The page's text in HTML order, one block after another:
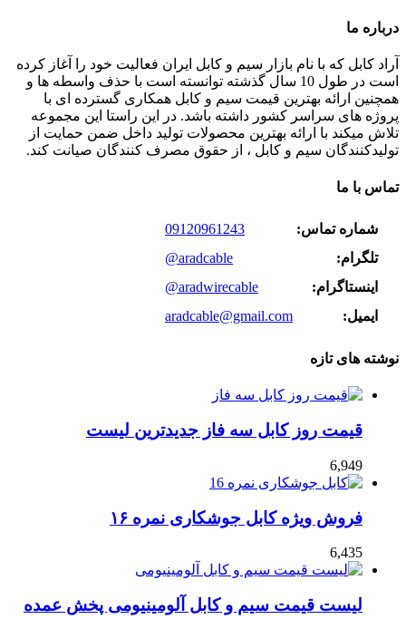
درباره ما
آراد کابل که با نام بازار سیم و کابل ایران فعالیت خود را آغاز کرده
است در طول 10 سال گذشته توانسته است با حذف واسطه ها و
همچنین ارائه بهترین قیمت سیم و کابل همکاری گسترده ای با
پروژه های سراسر کشور داشته باشد. در این راستا این مجموعه
تلاش میکند با ارائه بهترین محصولات تولید داخل ضمن حمایت از
تولیدکنندگان سیم و کابل ، از حقوق مصرف کنندگان صیانت کند.
تماس با ما
شماره تماس:
09120961243
تلگرام:
@aradcable
اینستاگرام:
@aradwirecable
ایمیل:
aradcable@gmail.com
نوشته های تازه
قیمت روز کابل سه فاز جدیدترین لیست
6,949
فروش ویژه کابل جوشکاری نمره ۱۶
6,435
لیست قیمت سیم و کابل آلومینیومی پخش عمده